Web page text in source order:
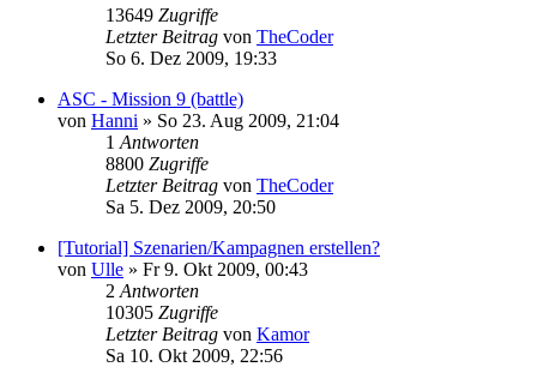
13649 Zugriffe
Letzter Beitrag von TheCoder
So 6. Dez 2009, 19:33
ASC - Mission 9 (battle)
von Hanni » So 23. Aug 2009, 21:04
1 Antworten
8800 Zugriffe
Letzter Beitrag von TheCoder
Sa 5. Dez 2009, 20:50
[Tutorial] Szenarien/Kampagnen erstellen?
von Ulle » Fr 9. Okt 2009, 00:43
2 Antworten
10305 Zugriffe
Letzter Beitrag von Kamor
Sa 10. Okt 2009, 22:56